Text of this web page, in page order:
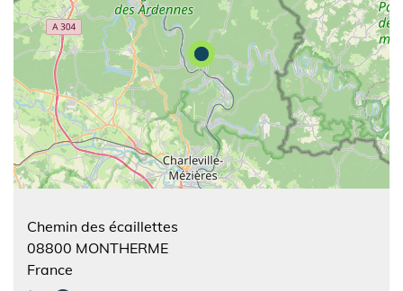
Chemin des écaillettes
08800 MONTHERME
France